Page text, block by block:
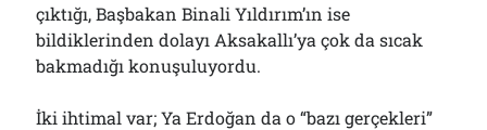
çıktığı, Başbakan Binali Yıldırım’ın ise
bildiklerinden dolayı Aksakallı’ya çok da sıcak
bakmadığı konuşuluyordu.
İki ihtimal var; Ya Erdoğan da o “bazı gerçekleri”